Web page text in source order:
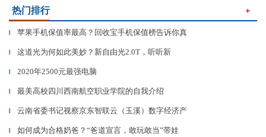
热门排行 ＋
▎ 苹果手机保值率最高？回收宝手机保值榜告诉你真
▎ 这道光为何如此美妙？新自由光2.0T，听听新
▎ 2020年2500元最强电脑
▎ 最美高校四川西南航空职业学院的自我介绍
▎ 云南省委书记视察京东智联云（玉溪）数字经济产
▎ 如何成为合格奶爸？“爸道宣言，敢玩敢当”带娃